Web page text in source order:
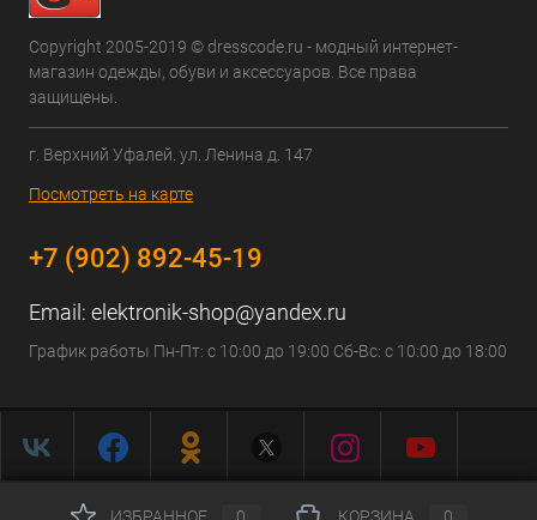
Copyright 2005-2019 © dresscode.ru - модный интернет-
магазин одежды, обуви и аксессуаров. Все права
защищены.
г. Верхний Уфалей. ул. Ленина д. 147
Посмотреть на карте
+7 (902) 892-45-19
Email: elektronik-shop@yandex.ru
График работы Пн-Пт: с 10:00 до 19:00 Сб-Вс: с 10:00 до 18:00
ИЗБРАННОЕ 0 КОРЗИНА 0